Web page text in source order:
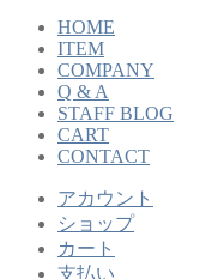
HOME
ITEM
COMPANY
Q & A
STAFF BLOG
CART
CONTACT
アカウント
ショップ
カート
支払い